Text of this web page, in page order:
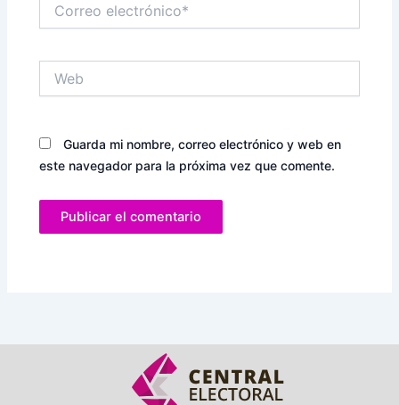
electrónico*
Guarda mi nombre, correo electrónico y web en
este navegador para la próxima vez que comente.